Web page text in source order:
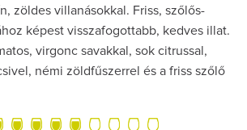
zöldes villanásokkal. Friss, szőlős-
képest visszafogottabb, kedves illat.
virgonc savakkal, sok citrussal,
némi zöldfűszerrel és a friss szőlő